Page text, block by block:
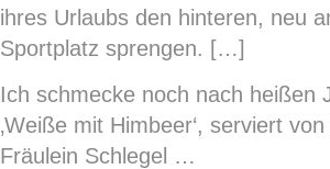
ihres Urlaubs den hinteren, neu
Sportplatz sprengen. […]
Ich schmecke noch nach heißen
‚Weiße mit Himbeer‘, serviert
Fräulein Schlegel …